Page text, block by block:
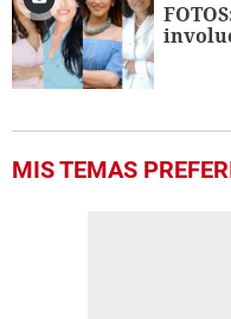
MIS TEMAS